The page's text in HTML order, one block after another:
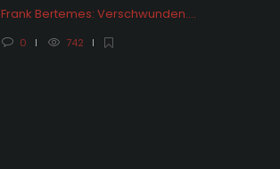
Frank Bertemes: Verschwunden….
0 742